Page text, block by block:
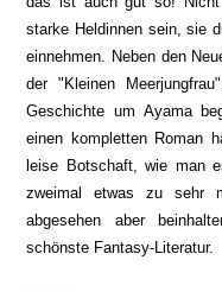
starke Heldinnen sein, sie
einnehmen. Neben den
der "Kleinen
Geschichte um Ayama
einen kompletten Roman
leise Botschaft, wie man
zweimal etwas zu sehr
abgesehen aber
schönste Fantasy-Literatur.